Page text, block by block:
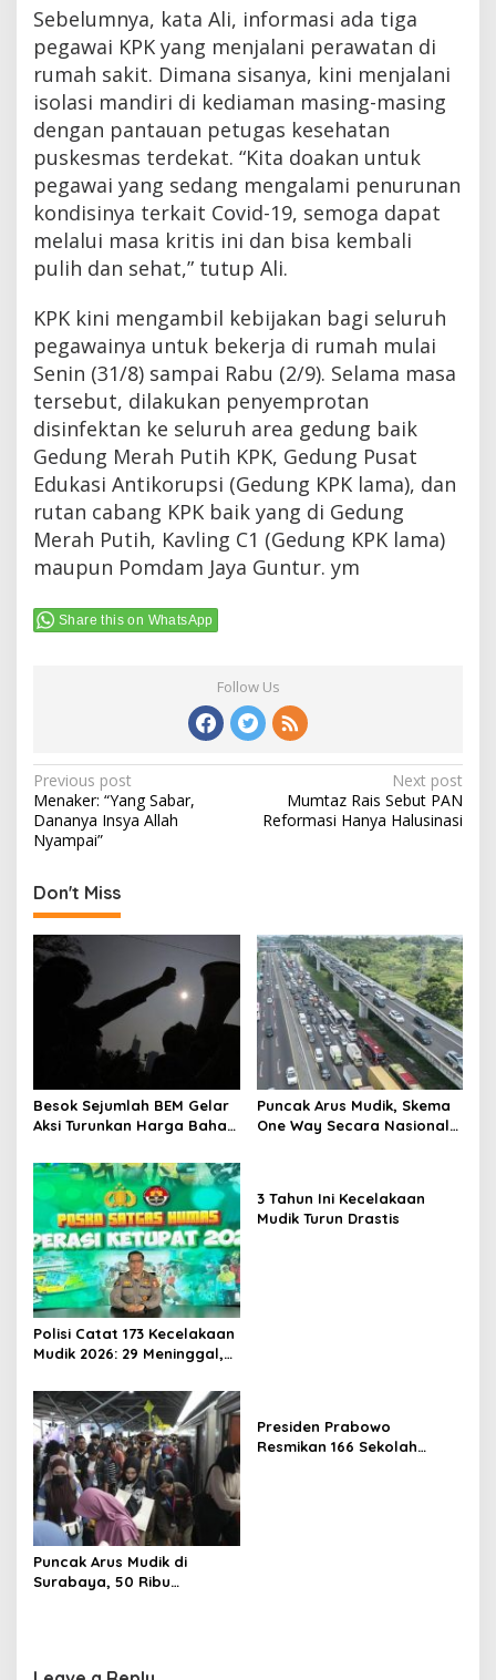
Sebelumnya, kata Ali, informasi ada tiga
pegawai KPK yang menjalani perawatan di
rumah sakit. Dimana sisanya, kini menjalani
isolasi mandiri di kediaman masing-masing
dengan pantauan petugas kesehatan
puskesmas terdekat. “Kita doakan untuk
pegawai yang sedang mengalami penurunan
kondisinya terkait Covid-19, semoga dapat
melalui masa kritis ini dan bisa kembali
pulih dan sehat,” tutup Ali.
KPK kini mengambil kebijakan bagi seluruh
pegawainya untuk bekerja di rumah mulai
Senin (31/8) sampai Rabu (2/9). Selama masa
tersebut, dilakukan penyemprotan
disinfektan ke seluruh area gedung baik
Gedung Merah Putih KPK, Gedung Pusat
Edukasi Antikorupsi (Gedung KPK lama), dan
rutan cabang KPK baik yang di Gedung
Merah Putih, Kavling C1 (Gedung KPK lama)
maupun Pomdam Jaya Guntur. ym
Share this on WhatsApp
Follow Us
Post
navigation
Previous post
Menaker: “Yang Sabar,
Dananya Insya Allah
Nyampai”
Next post
Mumtaz Rais Sebut PAN
Reformasi Hanya Halusinasi
Don't Miss
Besok Sejumlah BEM Gelar
Aksi Turunkan Harga Bahan
Puncak Arus Mudik, Skema
One Way Secara Nasional
Polisi Catat 173 Kecelakaan
Mudik 2026: 29 Meninggal,
Luka Ringan
3 Tahun Ini Kecelakaan
Mudik Turun Drastis
Puncak Arus Mudik di
Surabaya, 50 Ribu
Presiden Prabowo
Resmikan 166 Sekolah